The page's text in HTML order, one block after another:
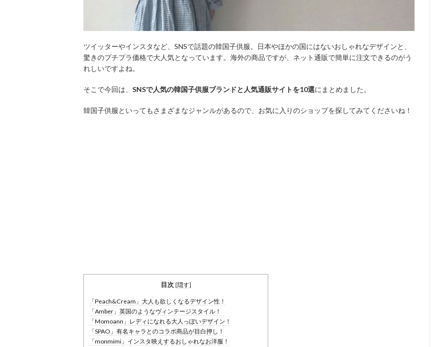
ツイッターやインスタなど、SNSで話題の韓国子供服。日本やほかの国にはないおしゃれなデザインと、
驚きのプチプラ価格で大人気となっています。海外の商品ですが、ネット通販で簡単に注文できるのがう
れしいですよね。
そこで今回は、 SNSで人気の韓国子供服ブランドと人気通販サイトを10選にまとめました。
韓国子供服といってもさまざまなジャンルがあるので、お気に入りのショップを探してみてくださいね！
目次 [隠す]
「Peach&Cream」大人も欲しくなるデザイン性！
「Amber」英国のようなヴィンテージスタイル！
「Momoann」レディになれる大人っぽいデザイン！
「SPAO」有名キャラとのコラボ商品が目白押し！
「monmimi」インスタ映えするおしゃれなお洋服！